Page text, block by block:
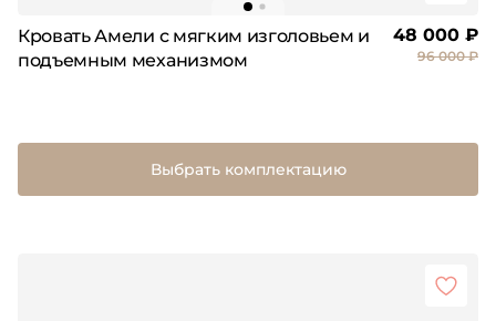
Кровать Амели с мягким изголовьем и
подъемным механизмом
48 000 ₽
96 000 ₽
Выбрать комплектацию